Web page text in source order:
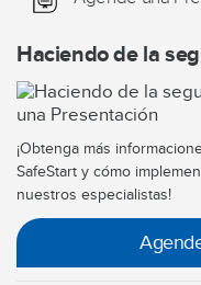
Haciendo de la
¡Obtenga más
SafeStart y cómo
nuestros especialistas!